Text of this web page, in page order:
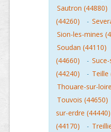
Sautron (44880)
(44260)
-
Sion-les-mines
Soudan (44110)
(44660)
-
(44240)
- Teille
Thouare-sur-
Touvois (44650)
sur-erdre (44440)
(44170)
-